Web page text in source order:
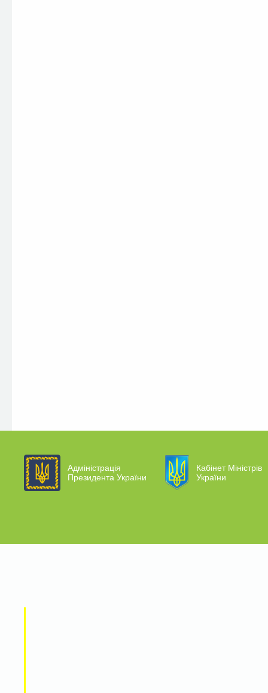
Адміністрація
Президента України
Кабінет Міністрів
України